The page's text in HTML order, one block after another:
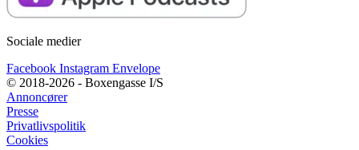
Sociale medier
Facebook Instagram Envelope
© 2018-2026 - Boxengasse I/S
Annoncører
Presse
Privatlivspolitik
Cookies